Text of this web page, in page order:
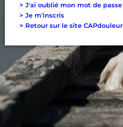
> J'ai oublié mon mot de passe
> Je m'inscris
> Retour sur le site CAPdouleur